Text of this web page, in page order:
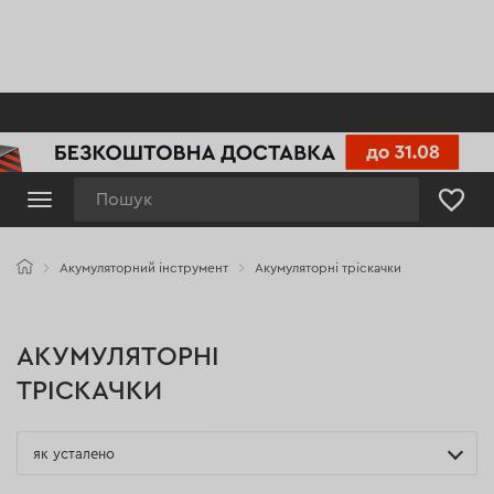
Акумуляторний інструмент Акумуляторні тріскачки
АКУМУЛЯТОРНІ
ТРІСКАЧКИ
як усталено